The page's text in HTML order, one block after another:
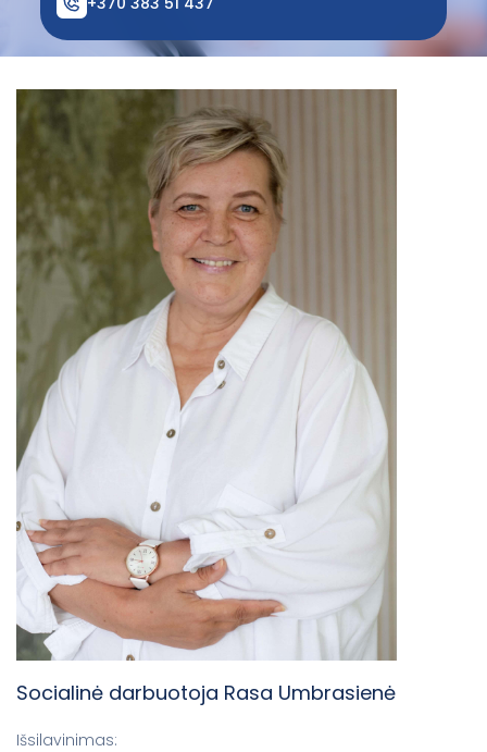
Socialinė darbuotoja Rasa Umbrasienė
Išsilavinimas: